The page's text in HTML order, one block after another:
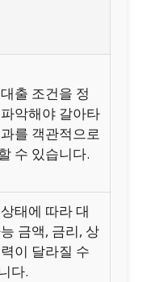
출 조건을 정
악해야 갈아타
를 객관적으로
수 있습니다.
태에 따라 대
금액, 금리, 상
이 달라질 수
다.